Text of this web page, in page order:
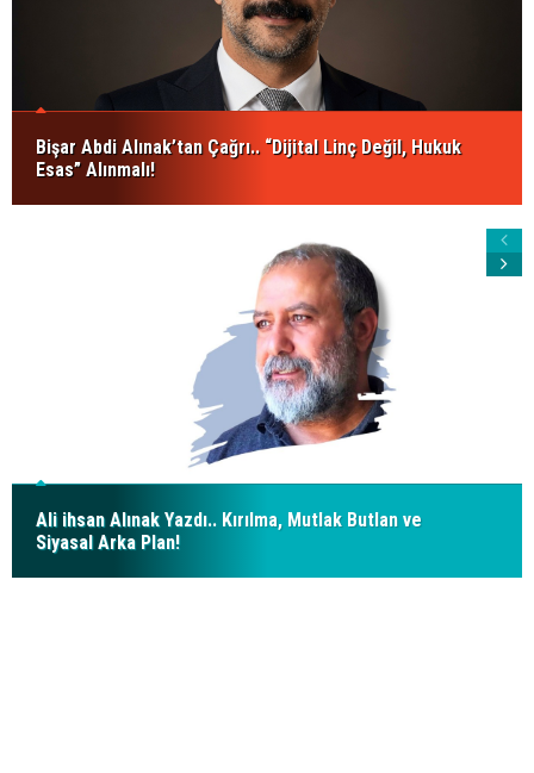
Bişar Abdi Alınak’tan Çağrı.. “Dijital Linç Değil, Hukuk
Esas” Alınmalı!
Ali ihsan Alınak Yazdı.. Kırılma, Mutlak Butlan ve
Siyasal Arka Plan!